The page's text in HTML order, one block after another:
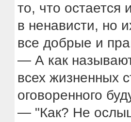
то, что остается
в ненависти, но
все добрые и
— А как
всех жизненных
оговоренного
— "Как? Не